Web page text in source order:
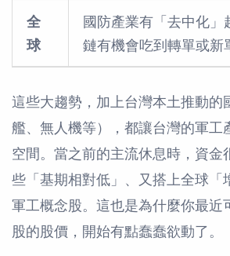
全
球
國防產業有「去中化」
鏈有機會吃到轉單或新
這些大趨勢，加上台灣本土推動的
艦、無人機等），都讓台灣的軍工
空間。當之前的主流休息時，資金
些「基期相對低」、又搭上全球「
軍工概念股。這也是為什麼你最近
股的股價，開始有點蠢蠢欲動了。